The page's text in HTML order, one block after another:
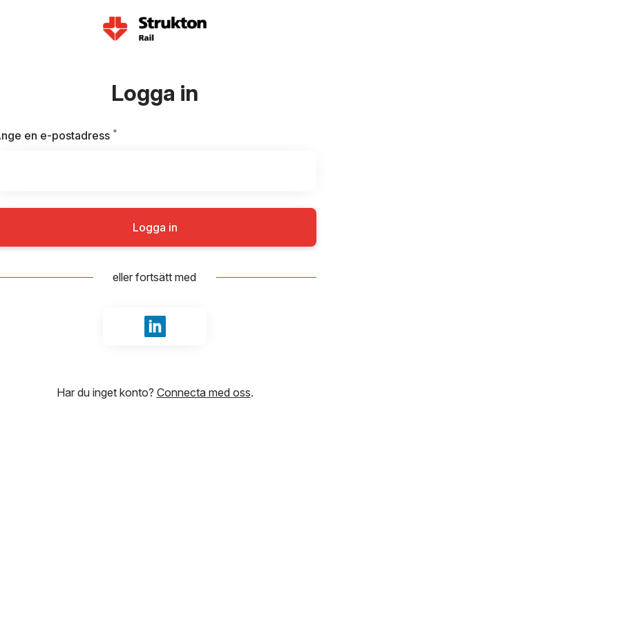
Logga in
en e-postadress *
Logga in
eller fortsätt med
Logga in med LinkedIn
Har du inget konto? Connecta med oss.